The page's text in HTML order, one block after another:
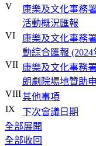
V
康樂及文化事務
活動概況匯報
VI
康樂及文化事務
動綜合匯報
VII 康樂及文化事務
朗劇院場地贊助
VIII其他事項
IX
下次會議日期
全部展開
全部收回